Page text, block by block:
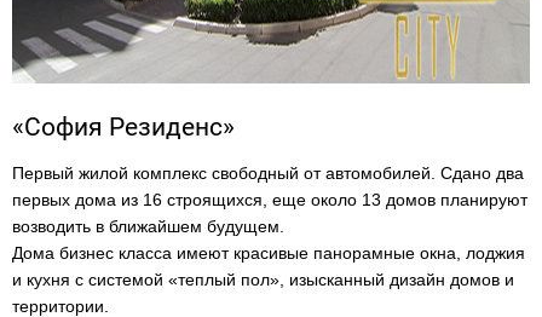
«София Резиденс»
Первый жилой комплекс свободный от автомобилей. Сдано два
первых дома из 16 строящихся, еще около 13 домов планируют
возводить в ближайшем будущем.
Дома бизнес класса имеют красивые панорамные окна, лоджия
и кухня с системой «теплый пол», изысканный дизайн домов и
территории.